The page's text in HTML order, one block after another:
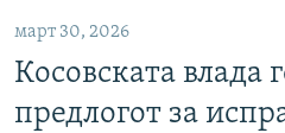
март 30, 2026
Косовската влада
предлогот за